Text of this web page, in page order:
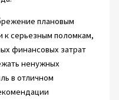
плановым
к серьезным поломкам,
финансовых затрат
ненужных
в отличном